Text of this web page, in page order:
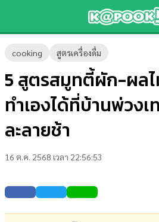
cooking สูตรเครื่องดื่ม
5 สูตรสมูทตี้ผัก-ผล
ทำเองได้ที่บ้านพ่วง
ละลายช้า
16 ต.ค. 2568 เวลา 22:56:53
ข่าว-
ความ
รู้
บันเทิง
ตรวจ
หวย